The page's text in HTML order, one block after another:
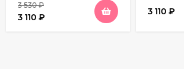
3 530₽
3 110 ₽
3 110 ₽